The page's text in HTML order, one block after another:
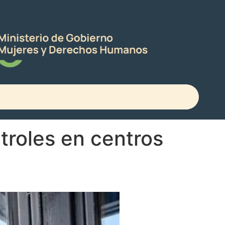
en centros